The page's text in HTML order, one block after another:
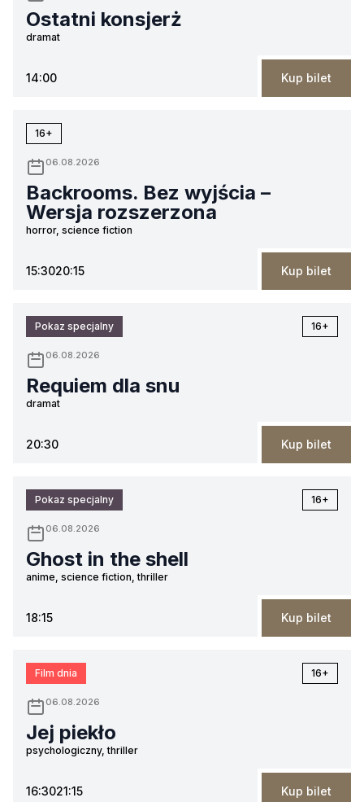
Ostatni konsjerż
dramat
14:00 Kup bilet
16+
06.08.2026
Backrooms. Bez wyjścia –
Wersja rozszerzona
horror, science fiction
15:3020:15 Kup bilet
Pokaz specjalny 16+
06.08.2026
Requiem dla snu
dramat
20:30 Kup bilet
Pokaz specjalny 16+
06.08.2026
Ghost in the shell
anime, science fiction, thriller
18:15 Kup bilet
Film dnia 16+
06.08.2026
Jej piekło
psychologiczny, thriller
16:3021:15 Kup bilet